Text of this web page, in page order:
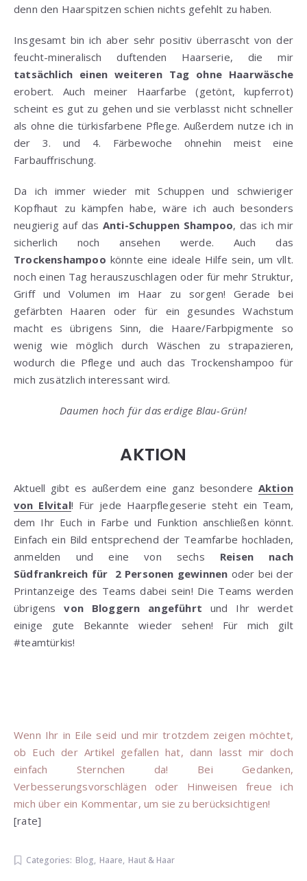
denn den Haarspitzen schien nichts gefehlt zu haben.
Insgesamt bin ich aber sehr positiv überrascht von der
feucht-mineralisch duftenden Haarserie, die mir
tatsächlich einen weiteren Tag ohne Haarwäsche
erobert. Auch meiner Haarfarbe (getönt, kupferrot)
scheint es gut zu gehen und sie verblasst nicht schneller
als ohne die türkisfarbene Pflege. Außerdem nutze ich in
der 3. und 4. Färbewoche ohnehin meist eine
Farbauffrischung.
Da ich immer wieder mit Schuppen und schwieriger
Kopfhaut zu kämpfen habe, wäre ich auch besonders
neugierig auf das Anti-Schuppen Shampoo, das ich mir
sicherlich noch ansehen werde. Auch das
Trockenshampoo könnte eine ideale Hilfe sein, um vllt.
noch einen Tag herauszuschlagen oder für mehr Struktur,
Griff und Volumen im Haar zu sorgen! Gerade bei
gefärbten Haaren oder für ein gesundes Wachstum
macht es übrigens Sinn, die Haare/Farbpigmente so
wenig wie möglich durch Wäschen zu strapazieren,
wodurch die Pflege und auch das Trockenshampoo für
mich zusätzlich interessant wird.
Daumen hoch für das erdige Blau-Grün!
AKTION
Aktuell gibt es außerdem eine ganz besondere Aktion
von Elvital! Für jede Haarpflegeserie steht ein Team,
dem Ihr Euch in Farbe und Funktion anschließen könnt.
Einfach ein Bild entsprechend der Teamfarbe hochladen,
anmelden und eine von sechs Reisen nach
Südfrankreich für 2 Personen gewinnen oder bei der
Printanzeige des Teams dabei sein! Die Teams werden
übrigensvon Bloggern angeführt und Ihr werdet
einige gute Bekannte wieder sehen! Für mich gilt
#teamtürkis!
Wenn Ihr in Eile seid und mir trotzdem zeigen möchtet,
ob Euch der Artikel gefallen hat, dann lasst mir doch
einfach Sternchen da! Bei Gedanken,
Verbesserungsvorschlägen oder Hinweisen freue ich
mich über ein Kommentar, um sie zu berücksichtigen!
[rate]
Categories: Blog, Haare, Haut & Haar